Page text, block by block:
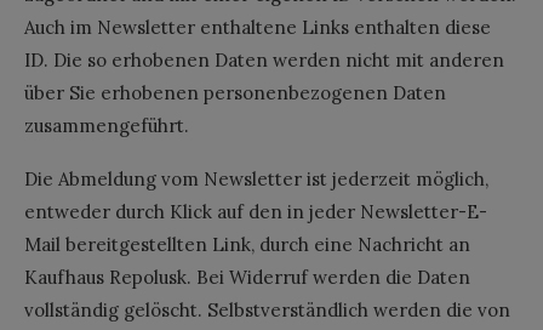
Auch im Newsletter enthaltene Links enthalten diese
ID. Die so erhobenen Daten werden nicht mit anderen
über Sie erhobenen personenbezogenen Daten
zusammengeführt.
Die Abmeldung vom Newsletter ist jederzeit möglich,
entweder durch Klick auf den in jeder Newsletter-E-
Mail bereitgestellten Link, durch eine Nachricht an
Kaufhaus Repolusk. Bei Widerruf werden die Daten
vollständig gelöscht. Selbstverständlich werden die von